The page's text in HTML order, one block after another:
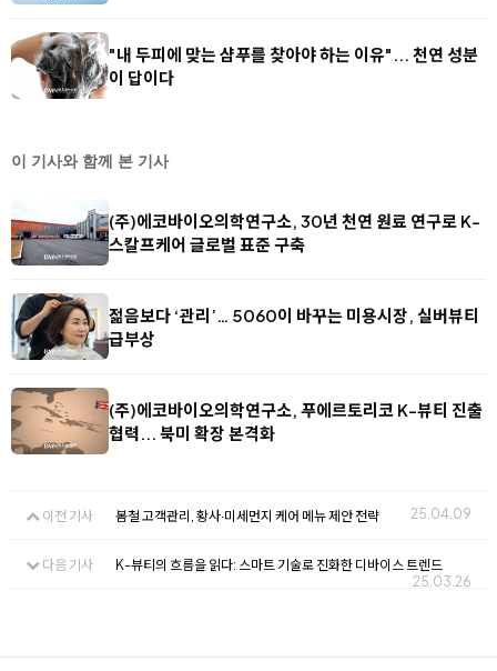
"내 두피에 맞는 샴푸를 찾아야 하는 이유"... 천연 성분
이 답이다
이 기사와 함께 본 기사
(주)에코바이오의학연구소, 30년 천연 원료 연구로 K-
스칼프케어 글로벌 표준 구축
젊음보다 ‘관리’… 5060이 바꾸는 미용시장, 실버뷰티
급부상
(주)에코바이오의학연구소, 푸에르토리코 K-뷰티 진출
협력... 북미 확장 본격화
이전 기사 봄철 고객관리, 황사·미세먼지 케어 메뉴 제안 전략 25.04.09
다음 기사
K-뷰티의 흐름을 읽다: 스마트 기술로 진화한 디바이스 트렌드
25.03.26